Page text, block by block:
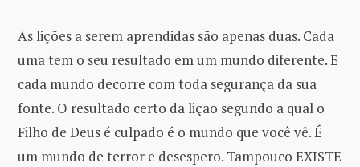
As lições a serem aprendidas são apenas duas. Cada
uma tem o seu resultado em um mundo diferente. E
cada mundo decorre com toda segurança da sua
fonte. O resultado certo da lição segundo a qual o
Filho de Deus é culpado é o mundo que você vê. É
um mundo de terror e desespero. Tampouco EXISTE